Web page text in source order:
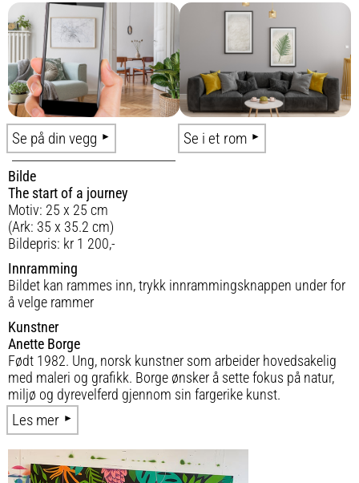
Se på din vegg Se i et rom
Bilde
The start of a journey
Motiv: 25 x 25 cm
(Ark: 35 x 35.2 cm)
Bildepris: kr 1 200,-
Innramming
Bildet kan rammes inn, trykk innrammingsknappen under for
å velge rammer
Kunstner
Anette Borge
Født 1982. Ung, norsk kunstner som arbeider hovedsakelig
med maleri og grafikk. Borge ønsker å sette fokus på natur,
miljø og dyrevelferd gjennom sin fargerike kunst.
Les mer